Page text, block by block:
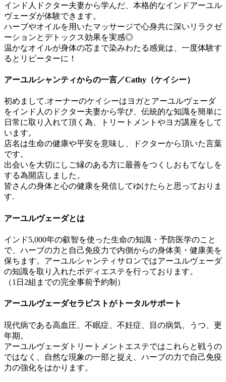
インド人ドクター夫妻から学んだ、本格的なインドアーユル
ヴェーダが体験できます。
ハーブやオイルを用いたマッサージで心身共に深いリラクゼ
ーションとデトックス効果を実感◎
温かなオイルが身体の芯まで染みわたる感覚は、一度体験す
るとリピーターに！
アーユルシャンティからの一言／Cathy（ケイシー）
初めまして.オーナーのケイシーはヨガとアーユルヴェーダ
をインド人のドクター夫妻から学び、伝統的な知識を簡単に
日常に取り入れて頂く為、トリートメントやヨガ講座をして
います。
店名は生命の健康や平安を意味し、ドクターから頂いた言葉
です。
出会いを大切にしご縁のある方に最善をつくしおもてなしを
する為開店しました。
皆さんの身体と心の健康を発信してゆけたらと思っておりま
す.
アーユルヴェーダとは
インド5,000年の叡智を使った生命の知識・予防医学のこと
で、ハーブの力と自己免疫力で内側からの身体美・健康美を
保ちます。アーユルシャンティサロンではアーユルヴェーダ
の知識を取り入れたボディエステを行っております。
（1日2組までの完全事前予約制）
アーユルヴェーダセラピストがトータルサポート
現代病である高血圧、不眠症、不妊症、目の病気、うつ、更
年期。
アーユルヴェーダトリートメントエステではこれらと戦うの
ではなく、自然な現象の一部と捉え、ハーブの力で自己免疫
力の強化をはかります。